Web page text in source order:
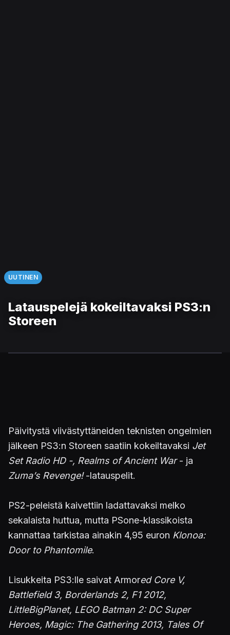
UUTINEN
Latauspelejä kokeiltavaksi PS3:n
Storeen
Päivitystä viivästyttäneiden teknisten ongelmien
jälkeen PS3:n Storeen saatiin kokeiltavaksi Jet
Set Radio HD -, Realms of Ancient War- ja
Zuma’s Revenge!-latauspelit.
PS2-peleistä kaivettiin ladattavaksi melko
sekalaista huttua, mutta PSone-klassikoista
kannattaa tarkistaa ainakin 4,95 euron Klonoa:
Door to Phantomile.
Lisukkeita PS3:lle saivat Armored Core V,
Battlefield 3, Borderlands 2, F1 2012,
LittleBigPlanet, LEGO Batman 2: DC Super
Heroes, Magic: The Gathering 2013, Tales Of